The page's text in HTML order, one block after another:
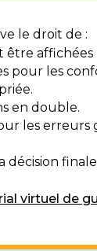
le droit de :
être
pour les
en double.
les
virtuel de